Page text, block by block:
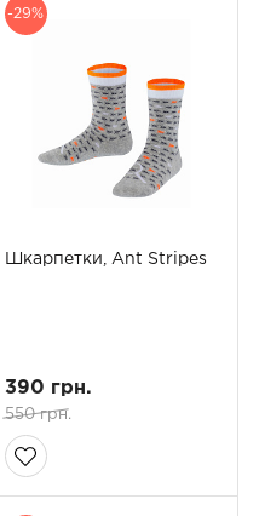
-29%
Шкарпетки, Ant Stripes
390 грн.
550 грн.